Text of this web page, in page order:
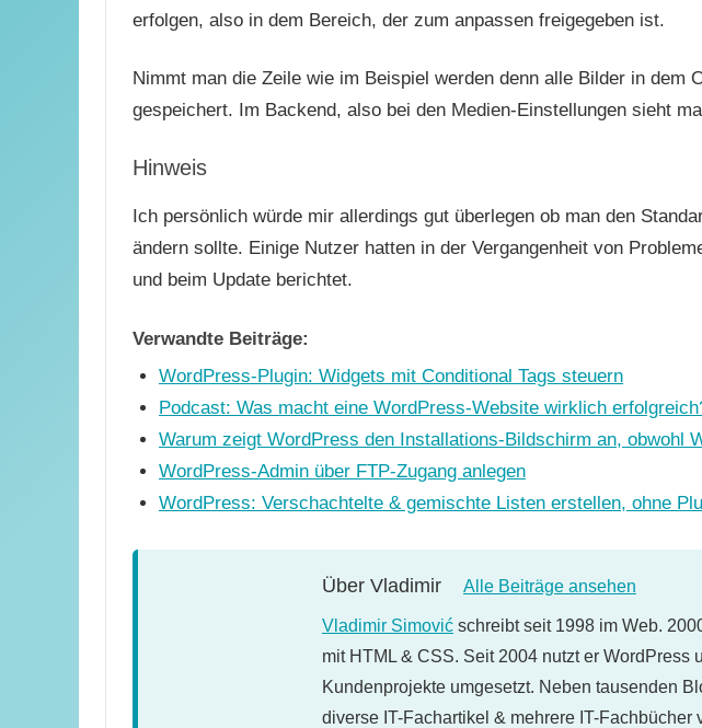
erfolgen, also in dem Bereich, der zum anpassen freigegeben ist.
Nimmt man die Zeile wie im Beispiel werden denn alle Bilder in dem
gespeichert. Im Backend, also bei den Medien-Einstellungen sieht
Hinweis
Ich persönlich würde mir allerdings gut überlegen ob man den
ändern sollte. Einige Nutzer hatten in der Vergangenheit von
und beim Update berichtet.
Verwandte Beiträge:
WordPress-Plugin: Widgets mit Conditional Tags steuern
Podcast: Was macht eine WordPress-Website wirklich
Warum zeigt WordPress den Installations-Bildschirm an, obwohl
WordPress-Admin über FTP-Zugang anlegen
WordPress: Verschachtelte & gemischte Listen erstellen, ohne
Über Vladimir Alle Beiträge ansehen
Vladimir Simović schreibt seit 1998 im Web.
mit HTML & CSS. Seit 2004 nutzt er WordPress
Kundenprojekte umgesetzt. Neben tausenden
diverse IT-Fachartikel & mehrere IT-Fachbücher